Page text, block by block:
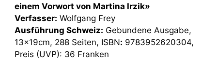
einem Vorwort von Martina Irzik»
Verfasser: Wolfgang Frey
Ausführung Schweiz: Gebundene Ausgabe,
13x19cm, 288 Seiten, ISBN: 9783952620304,
Preis (UVP): 36 Franken